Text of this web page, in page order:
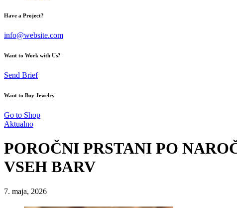
Have a Project?
info@website.com
Want to Work with Us?
Send Brief
Want to Buy Jewelry
Go to Shop
Aktualno
POROČNI PRSTANI PO
VSEH BARV
7. maja, 2026